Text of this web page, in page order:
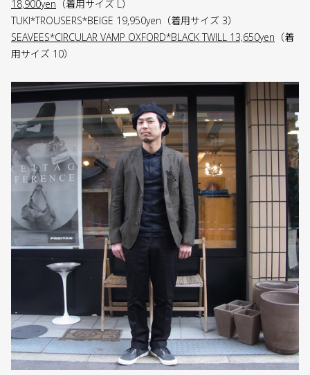
18,900yen （着用サイズ L）
TUKI*TROUSERS*BEIGE 19,950yen（着用サイズ 3）
SEAVEES*CIRCULAR VAMP OXFORD*BLACK TWILL 13,650yen （着
用サイズ 10）